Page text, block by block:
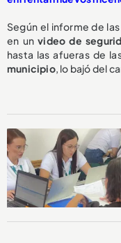
Según el informe de
en unvideo de
hasta las afueras de
municipio, lo bajó del